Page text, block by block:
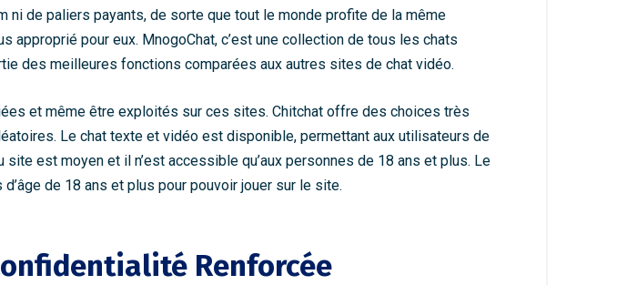
ni de paliers payants, de sorte que tout le monde profite de la même
approprié pour eux. MnogoChat, c’est une collection de tous les chats
des meilleures fonctions comparées aux autres sites de chat vidéo.
et même être exploités sur ces sites. Chitchat offre des choices très
Le chat texte et vidéo est disponible, permettant aux utilisateurs de
est moyen et il n’est accessible qu’aux personnes de 18 ans et plus. Le
de 18 ans et plus pour pouvoir jouer sur le site.
Renforcée